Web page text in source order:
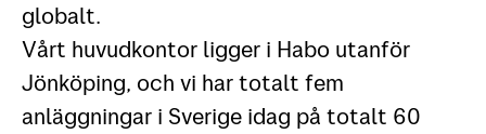
globalt.
Vårt huvudkontor ligger i Habo utanför
Jönköping, och vi har totalt fem
anläggningar i Sverige idag på totalt 60